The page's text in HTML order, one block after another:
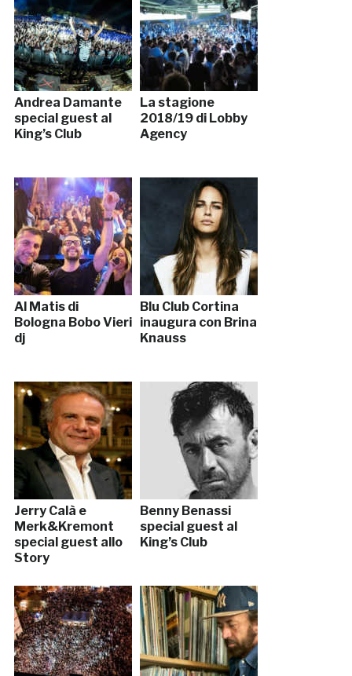
Andrea Damante
special guest al
King’s Club
La stagione
2018/19 di Lobby
Agency
Al Matis di
Bologna Bobo Vieri
dj
Blu Club Cortina
inaugura con Brina
Knauss
Jerry Calà e
Merk&Kremont
special guest allo
Story
Benny Benassi
special guest al
King’s Club